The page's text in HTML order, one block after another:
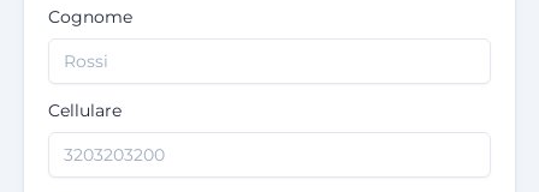
Cognome
Cellulare